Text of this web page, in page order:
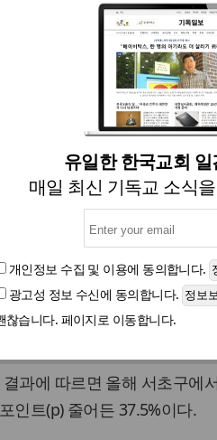
유일한 한국교회
매일 최신 기독교 소식
개인정보 수집 및 이용에 동의합니다.
광고성 정보 수신에 동의합니다.
찮습니다. 페이지로 이동합니다.
생활경제·부동산
초고가주택
초고가주택 거래 비중이 지난
난해와 올해 들어 지난 16
과에 따르면 올해 서초구에
인트(p) 줄어든 37.5%이다.